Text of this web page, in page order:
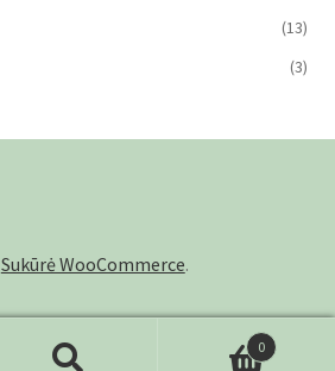
(13)
(3)
Sukūrė WooCommerce.
0